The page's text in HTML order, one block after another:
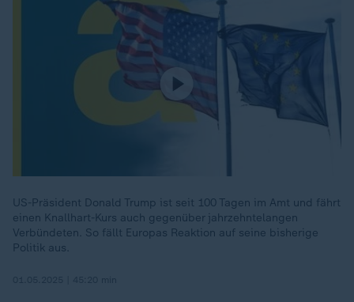
US-Präsident Donald Trump ist seit 100 Tagen im Amt und fährt
einen Knallhart-Kurs auch gegenüber jahrzehntelangen
Verbündeten. So fällt Europas Reaktion auf seine bisherige
Politik aus.